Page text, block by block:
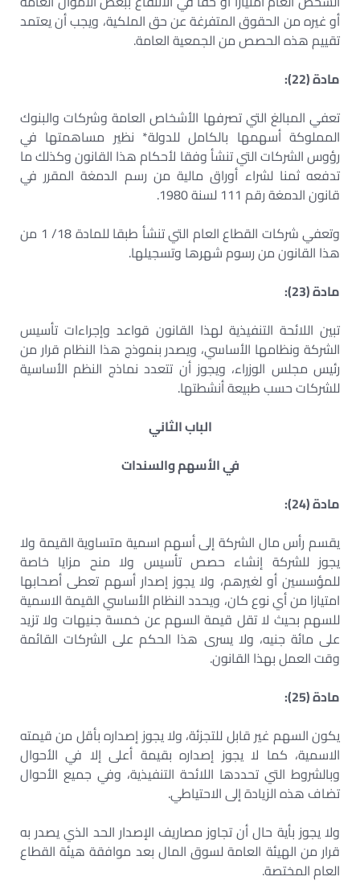
أو غيره من الحقوق المتفرغة عن حق الملكية، ويجب أن يعتمد
تقييم هذه الحصص من الجمعية العامة.
مادة (22):
تعفي المبالغ التي تصرفها الأشخاص العامة وشركات والبنوك
المملوكة أسهمها بالكامل للدولة* نظير مساهمتها في
رؤوس الشركات التي تنشأ وفقا لأحكام هذا القانون وكذلك ما
تدفعه ثمنا لشراء أوراق مالية من رسم الدمغة المقرر في
قانون الدمغة رقم 111 لسنة 1980.
وتعفي شركات القطاع العام التي تنشأ طبقا للمادة 18/ 1 من
هذا القانون من رسوم شهرها وتسجيلها.
مادة (23):
تبين اللائحة التنفيذية لهذا القانون قواعد وإجراءات تأسيس
الشركة ونظامها الأساسي، ويصدر بنموذج هذا النظام قرار من
رئيس مجلس الوزراء، ويجوز أن تتعدد نماذج النظم الأساسية
للشركات حسب طبيعة أنشطتها.
الباب الثاني
في الأسهم والسندات
مادة (24):
يقسم رأس مال الشركة إلى أسهم اسمية متساوية القيمة ولا
يجوز للشركة إنشاء حصص تأسيس ولا منح مزايا خاصة
للمؤسسين أو لغيرهم، ولا يجوز إصدار أسهم تعطى أصحابها
امتيازا من أي نوع كان، ويحدد النظام الأساسي القيمة الاسمية
للسهم بحيث لا تقل قيمة السهم عن خمسة جنيهات ولا تزيد
على مائة جنيه، ولا يسرى هذا الحكم على الشركات القائمة
وقت العمل بهذا القانون.
مادة (25):
يكون السهم غير قابل للتجزئة، ولا يجوز إصداره بأقل من قيمته
الاسمية، كما لا يجوز إصداره بقيمة أعلى إلا في الأحوال
وبالشروط التي تحددها اللائحة التنفيذية، وفي جميع الأحوال
تضاف هذه الزيادة إلى الاحتياطي.
ولا يجوز بأية حال أن تجاوز مصاريف الإصدار الحد الذي يصدر به
قرار من الهيئة العامة لسوق المال بعد موافقة هيئة القطاع
العام المختصة.